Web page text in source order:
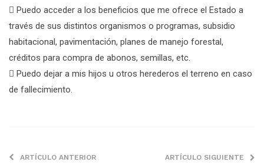
 Puedo acceder a los beneficios que me ofrece el Estado a
través de sus distintos organismos o programas, subsidio
habitacional, pavimentación, planes de manejo forestal,
créditos para compra de abonos, semillas, etc.
 Puedo dejar a mis hijos u otros herederos el terreno en caso
de fallecimiento.
ARTÍCULO ANTERIOR ARTÍCULO SIGUIENTE